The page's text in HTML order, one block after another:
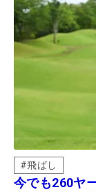
#飛ばし
今でも260ヤ